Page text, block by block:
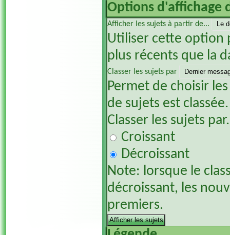
Options d'affichage
Afficher les sujets à partir de...
Utiliser cette option
plus récents que la
Classer les sujets par
Permet de choisir
de sujets est classée.
Classer les sujets
Croissant
Décroissant
Note: lorsque le
décroissant, les
premiers.